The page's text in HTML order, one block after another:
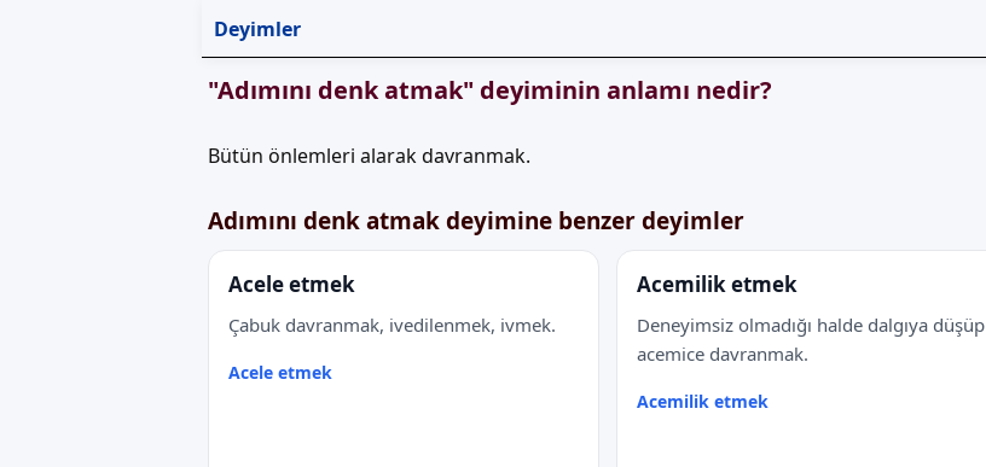
Deyimler
"Adımını denk atmak" deyiminin anlamı nedir?
Bütün önlemleri alarak davranmak.
Adımını denk atmak deyimine benzer deyimler
Acele etmek
Çabuk davranmak, ivedilenmek, ivmek.
Acele etmek
Acemilik etmek
Deneyimsiz olmadığı halde dalgıya düşüp
acemice davranmak.
Acemilik etmek